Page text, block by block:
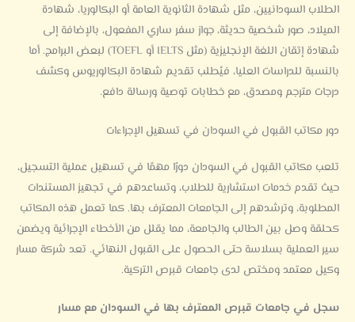
الطلاب السودانيين، مثل شهادة الثانوية العامة أو البكالوريا، شهادة
الميلاد، صور شخصية حديثة، جواز سفر ساري المفعول، بالإضافة إلى
شهادة إتقان اللغة الإنجليزية (مثل IELTS أو TOEFL) لبعض البرامج. أما
بالنسبة للدراسات العليا، فيُطلب تقديم شهادة البكالوريوس وكشف
درجات مترجم ومصدق، مع خطابات توصية ورسالة دافع.
دور مكاتب القبول في السودان في تسهيل الإجراءات
تلعب مكاتب القبول في السودان دورًا مهمًا في تسهيل عملية التسجيل،
حيث تقدم خدمات استشارية للطلاب، وتساعدهم في تجهيز المستندات
المطلوبة، وترشدهم إلى الجامعات المعترف بها. كما تعمل هذه المكاتب
كحلقة وصل بين الطالب والجامعة، مما يقلل من الأخطاء الإجرائية ويضمن
سير العملية بسلاسة حتى الحصول على القبول النهائي. تعد شركة مسار
وكيل معتمد ومختص لدى جامعات قبرص التركية.
سجل في جامعات قبرص المعترف بها في السودان مع مسار